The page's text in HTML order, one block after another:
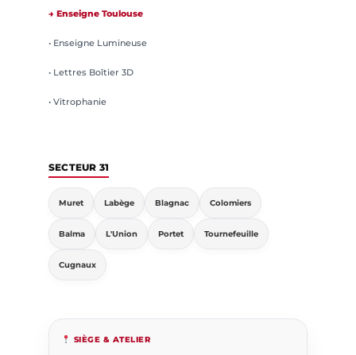
→ Enseigne Toulouse
• Enseigne Lumineuse
• Lettres Boîtier 3D
• Vitrophanie
SECTEUR 31
Muret Labège Blagnac Colomiers
Balma L'Union Portet Tournefeuille
Cugnaux
SIÈGE & ATELIER